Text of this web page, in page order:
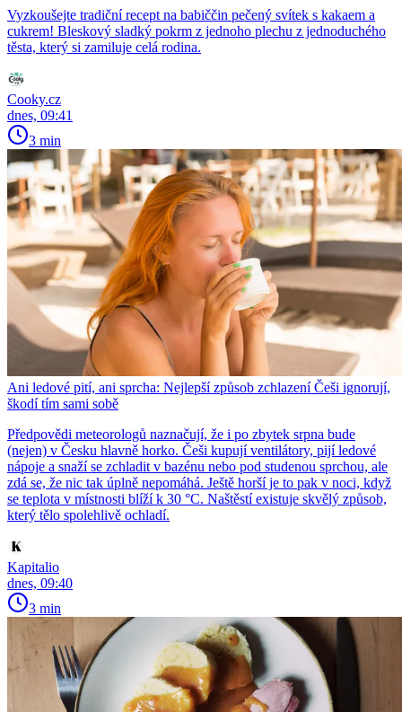
Vyzkoušejte tradiční recept na babiččin pečený svítek s kakaem a
cukrem! Bleskový sladký pokrm z jednoho plechu z jednoduchého
těsta, který si zamiluje celá rodina.
Cooky.cz
dnes, 09:41
3 min
Ani ledové pití, ani sprcha: Nejlepší způsob zchlazení Češi ignorují,
škodí tím sami sobě
Předpovědi meteorologů naznačují, že i po zbytek srpna bude
(nejen) v Česku hlavně horko. Češi kupují ventilátory, pijí ledové
nápoje a snaží se zchladit v bazénu nebo pod studenou sprchou, ale
zdá se, že nic tak úplně nepomáhá. Ještě horší je to pak v noci, když
se teplota v místnosti blíží k 30 °C. Naštěstí existuje skvělý způsob,
který tělo spolehlivě ochladí.
Kapitalio
dnes, 09:40
3 min